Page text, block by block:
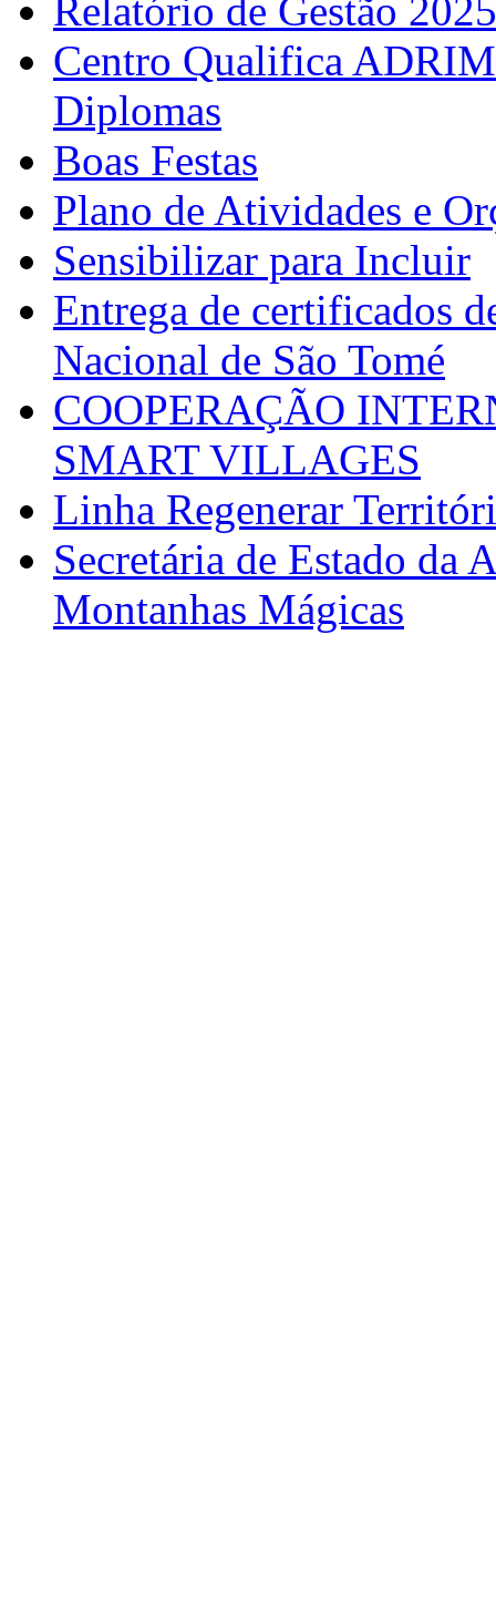
Relatório de Gestão 2025
Centro Qualifica
Diplomas
Boas Festas
Plano de Atividades e
Sensibilizar para Incluir
Entrega de certificados
Nacional de São Tomé
COOPERAÇÃO
SMART VILLAGES
Linha Regenerar
Secretária de Estado da
Montanhas Mágicas